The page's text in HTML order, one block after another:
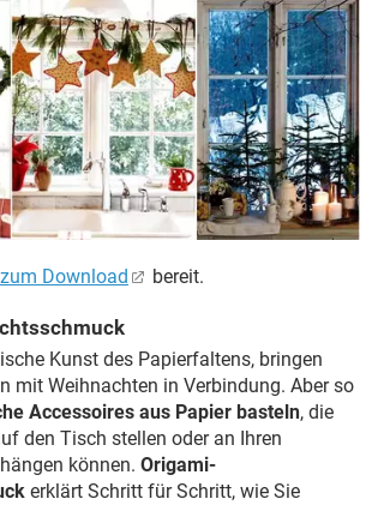
Download bereit.
Kunst des Papierfaltens, bringen
mit Weihnachten in Verbindung. Aber so
Accessoires aus Papier basteln, die
den Tisch stellen oder an Ihren
können. Origami-
erklärt Schritt für Schritt, wie Sie